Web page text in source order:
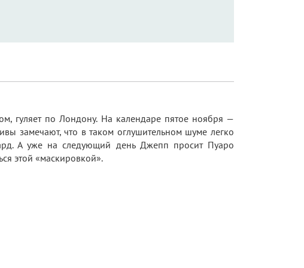
гуляет по Лондону. На календаре пятое ноября —
замечают, что в таком оглушительном шуме легко
А уже на следующий день Джепп просит Пуаро
этой «маскировкой».